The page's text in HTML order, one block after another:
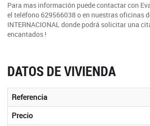
Para mas información puede contactar con
el teléfono 629566038 o en nuestras oficinas
INTERNACIONAL donde podrá solicitar una
encantados !
DATOS DE VIVIENDA
Referencia
Precio